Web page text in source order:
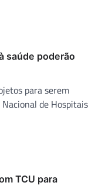
saúde poderão
para serem
de Hospitais
TCU para